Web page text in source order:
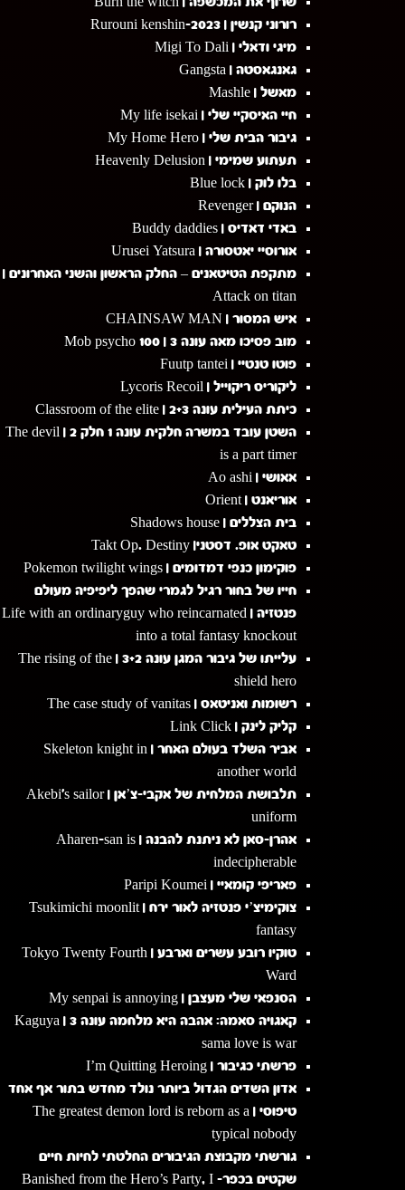
רורוני קנשין | 2023-Rurouni kenshin
מיגי ודאלי | Migi To Dali
גאנגאסטה | Gangsta
מאשל | Mashle
חיי האיסקיי שלי | My life isekai
גיבור הבית שלי | My Home Hero
תעתוע שמימי | Heavenly Delusion
בלו לוק | Blue lock
הנוקם | Revenger
באדי דאדיס | Buddy daddies
אורוסיי יאטסורה | Urusei Yatsura
מתקפת הטיטאנים – החלק הראשון והשני האחרונים |
Attack on titan
איש המסור | CHAINSAW MAN
מוב פסיכו מאה עונה 3 | Mob psycho 100
פוטו טנטיי | Fuutp tantei
ליקוריס ריקוייל | Lycoris Recoil
כיתת העילית עונה 2+3 | Classroom of the elite
השטן עובד במשרה חלקית עונה 1 חלק 2 | The devil
is a part timer
אאושי | Ao ashi
אוריאנט | Orient
בית הצללים | Shadows house
טאקט אופ. דסטני| Takt Op. Destiny
פוקימון כנפי דמדומים | Pokemon twilight wings
חייו של בחור רגיל לגמרי שהפך ליפיפיה מעולם
פנטזיה | Life with an ordinaryguy who reincarnated
into a total fantasy knockout
עלייתו של גיבור המגן עונה 3+2 | The rising of the
shield hero
רשומות ואניטאס | The case study of vanitas
קליק לינק | Link Click
אביר השלד בעולם האחר | Skeleton knight in
another world
תלבושת המלחית של אקבי-צ’אן | Akebi's sailor
uniform
אהרן-סאן לא ניתנת להבנה | Aharen-san is
indecipherable
פאריפי קומאיי | Paripi Koumei
צוקימיצ’י פנטזיה לאור ירח | Tsukimichi moonlit
fantasy
טוקיו רובע עשרים וארבע | Tokyo Twenty Fourth
Ward
הסנפאי שלי מעצבן | My senpai is annoying
קאגויה סאמה: אהבה היא מלחמה עונה 3 | Kaguya
sama love is war
פרשתי כגיבור | I’m Quitting Heroing
אדון השדים הגדול ביותר נולד מחדש בתור אף אחד
טיפוסי | The greatest demon lord is reborn as a
typical nobody
גורשתי מקבוצת הגיבורים החלטתי לחיות חיים
שקטים בכפר- Banished from the Hero’s Party, I